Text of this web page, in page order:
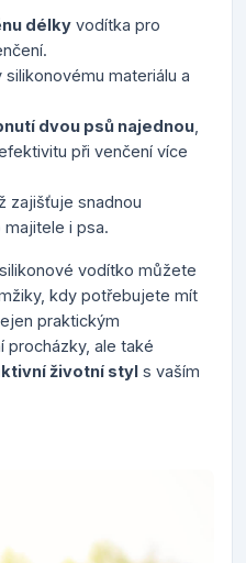
délky vodítka pro
silikonovému materiálu a
dvou psů najednou
při venčení více
zajišťuje snadnou
majitele i psa.
vodítko můžete
kdy potřebujete mít
praktickým
procházky, ale také
životní styl s vaším